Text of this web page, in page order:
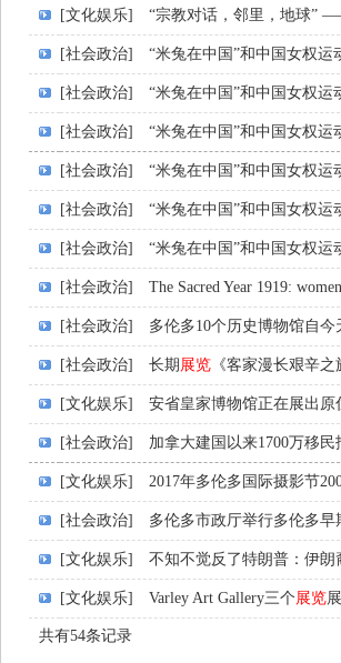
[文化娱乐] “宗教对话，邻里，地球”
[社会政治] “米兔在中国”和中国女权运
[社会政治] “米兔在中国”和中国女权运
[社会政治] “米兔在中国”和中国女权运
[社会政治] “米兔在中国”和中国女权运
[社会政治] “米兔在中国”和中国女权运
[社会政治] “米兔在中国”和中国女权
[社会政治] The Sacred Year 1919:
[社会政治] 多伦多10个历史博物馆自
[社会政治] 长期 展览 《客家漫长艰辛之
[文化娱乐] 安省皇家博物馆正在展出原
[社会政治] 加拿大建国以来1700万移民
[文化娱乐] 2017年多伦多国际摄影节
[社会政治] 多伦多市政厅举行多伦多早
[文化娱乐] 不知不觉反了特朗普：伊
[文化娱乐] Varley Art Gallery三个展览
共有54条记录